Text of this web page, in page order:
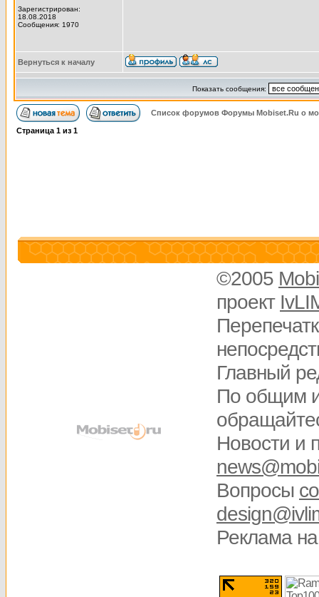
Зарегистрирован:
18.08.2018
Сообщения: 1970
Вернуться к началу
Показать сообщения:
Список форумов Форумы Mobiset.Ru о
Страница 1 из 1
©2005
проект
Главный
По общим
Новости и
Вопросы
Реклама